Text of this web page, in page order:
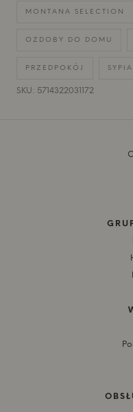
MONTANA SELECTION
OZDOBY DO DOMU
PRZEDPOKÓJ
SKU: 5714322031172